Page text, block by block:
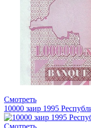
Смотреть
10000 заир 1995
Смотреть